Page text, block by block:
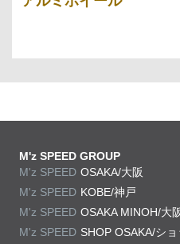
M'z SPEED GROUP
M'z SPEED OSAKA/大阪
M'z SPEED KOBE/神戸
M'z SPEED OSAKA MINOH/大
M'z SPEED SHOP OSAKA/ショ